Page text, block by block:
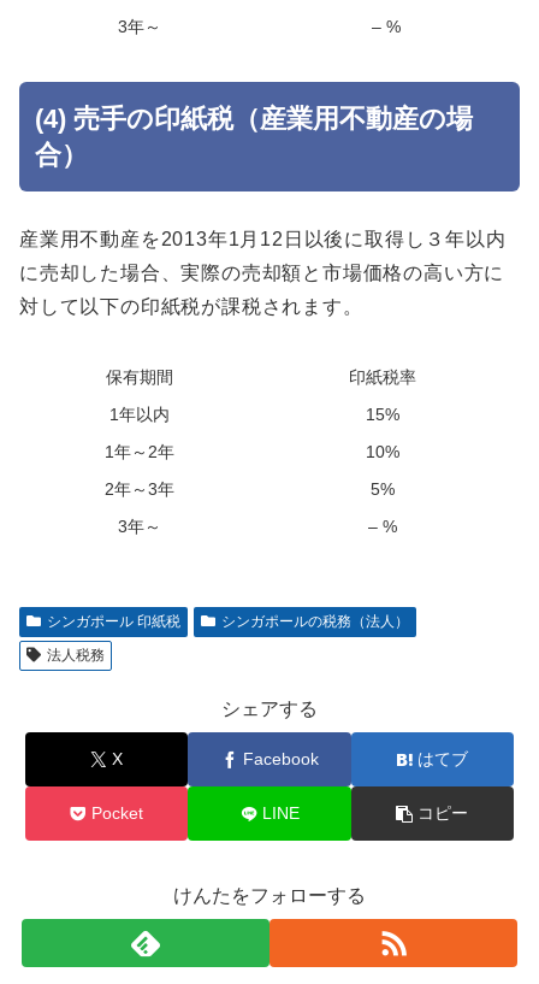
3年～ – %
(4) 売手の印紙税（産業用不動産の場
合）
産業用不動産を2013年1月12日以後に取得し３年以内
に売却した場合、実際の売却額と市場価格の高い方に
対して以下の印紙税が課税されます。
保有期間
印紙税率
1年以内
15%
1年～2年
10%
2年～3年
5%
3年～
– %
シンガポール 印紙税
シンガポールの税務（法人）
法人税務
シェアする
X Facebook はてブ
Pocket LINE コピー
けんたをフォローする